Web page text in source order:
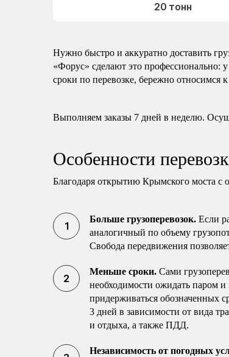
20 тонн
Нужно быстро и аккуратно доставить
«Форус» сделают это профессионально:
сроки по перевозке, бережно
Выполняем заказы 7 дней в неделю.
Особенности
Благодаря открытию Крымского моста с
Больше грузоперевозок. Если
аналогичный по объему
Свобода передвижения
Меньше сроки. Сами
необходимости ожидать паром и
придерживаться обозначенных
3 дней в зависимости от вида
и отдыха, а также ПДД.
Независимость от погодных